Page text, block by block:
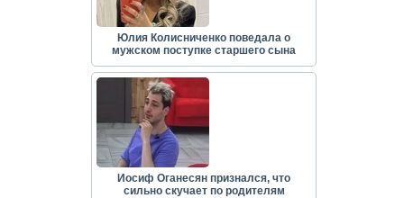
Юлия Колисниченко поведала о
мужском поступке старшего сына
Иосиф Оганесян признался, что
сильно скучает по родителям